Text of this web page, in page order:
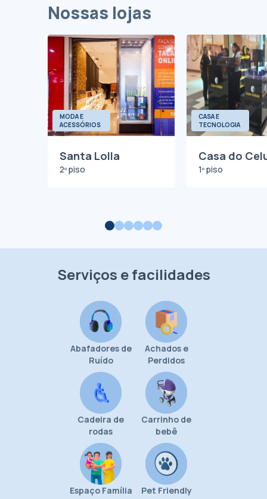
Nossas lojas
MODA E
ACESSÓRIOS
Santa Lolla
2º piso
CASA E
TECNOLOGIA
Casa do
1º piso
Serviços e facilidades
Abafadores de
Ruído
Achados e
Perdidos
Cadeira de
rodas
Carrinho de
bebê
Espaço Família Pet Friendly